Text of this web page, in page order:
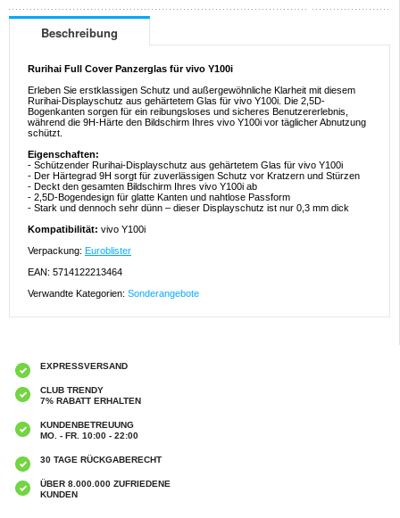
Beschreibung
Rurihai Full Cover Panzerglas für vivo Y100i
Erleben Sie erstklassigen Schutz und außergewöhnliche Klarheit mit diesem
Rurihai-Displayschutz aus gehärtetem Glas für vivo Y100i. Die 2,5D-
Bogenkanten sorgen für ein reibungsloses und sicheres Benutzererlebnis,
während die 9H-Härte den Bildschirm Ihres vivo Y100i vor täglicher Abnutzung
schützt.
Eigenschaften:
- Schützender Rurihai-Displayschutz aus gehärtetem Glas für vivo Y100i
- Der Härtegrad 9H sorgt für zuverlässigen Schutz vor Kratzern und Stürzen
- Deckt den gesamten Bildschirm Ihres vivo Y100i ab
- 2,5D-Bogendesign für glatte Kanten und nahtlose Passform
- Stark und dennoch sehr dünn – dieser Displayschutz ist nur 0,3 mm dick
Kompatibilität: vivo Y100i
Verpackung: Euroblister
EAN: 5714122213464
Verwandte Kategorien: Sonderangebote
EXPRESSVERSAND
CLUB TRENDY
7% RABATT ERHALTEN
KUNDENBETREUUNG
MO. - FR. 10:00 - 22:00
30 TAGE RÜCKGABERECHT
ÜBER 8.000.000 ZUFRIEDENE
KUNDEN